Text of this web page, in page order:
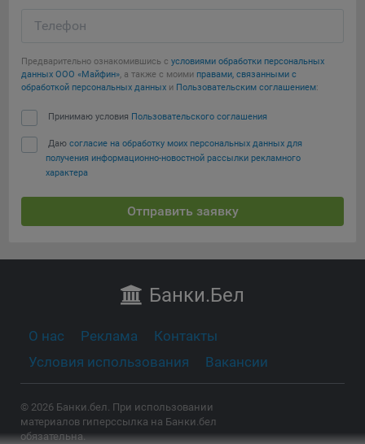
Телефон
Предварительно ознакомившись с условиями обработки персональных
данных ООО «Майфин», а также с моими правами, связанными с
обработкой персональных данных и Пользовательским соглашением:
Принимаю условия Пользовательского соглашения
Даю согласие на обработку моих персональных данных для
получения информационно-новостной рассылки рекламного
характера
Отправить заявку
Банки.Бел
О нас Реклама
Контакты
Условия использования
Вакансии
© 2026 Банки.бел. При использовании
материалов гиперссылка на Банки.бел
обязательна.